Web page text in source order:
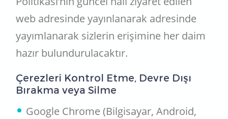
web adresinde yayınlanarak adresinde
yayımlanarak sizlerin erişimine her daim
hazır bulundurulacaktır.
Çerezleri Kontrol Etme, Devre Dışı
Bırakma veya Silme
Google Chrome (Bilgisayar, Android,